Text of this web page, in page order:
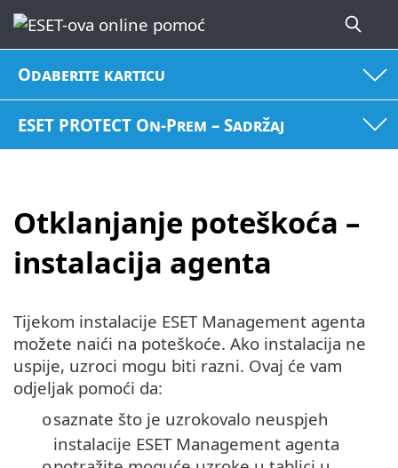
Odaberite karticu
ESET PROTECT On-Prem – Sadržaj
Otklanjanje poteškoća –
instalacija agenta
Tijekom instalacije ESET Management agenta
možete naići na poteškoće. Ako instalacija ne
uspije, uzroci mogu biti razni. Ovaj će vam
odjeljak pomoći da:
osaznate što je uzrokovalo neuspjeh
instalacije ESET Management agenta